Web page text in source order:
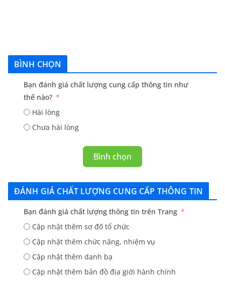
BÌNH CHỌN
Bạn đánh giá chất lượng cung cấp thông tin như
thế nào?
Hài lòng
Chưa hài lòng
Bình chọn
ĐÁNH GIÁ CHẤT LƯỢNG CUNG CẤP THÔNG TIN
Bạn đánh giá chất lượng thông tin trên Trang
Cập nhật thêm sơ đố tổ chức
Cập nhật thêm chức năng, nhiệm vụ
Cập nhật thêm danh bạ
Cập nhật thêm bản đồ địa giới hành chính